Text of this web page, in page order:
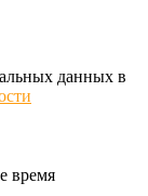
данных в
время